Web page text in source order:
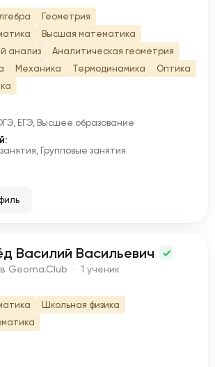
Геометрия
Высшая математика
анализ
Аналитическая геометрия
Механика Термодинамика
Оптика
ЕГЭ, Высшее образование
Групповые занятия
Василий Васильевич
Geoma.Club · 1 ученик
Школьная физика